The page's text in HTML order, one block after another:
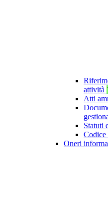
attività
Atti
Statuti
Codice
Oneri